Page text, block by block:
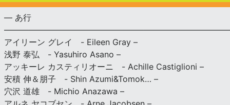
— あ行
アイリーン グレイ - Eileen Gray –
浅野 泰弘 - Yasuhiro Asano –
アッキーレ カスティリオーニ - Achille Castiglioni –
安積 伸＆朋子 - Shin Azumi&Tomok… –
穴沢 道雄 - Michio Anazawa –